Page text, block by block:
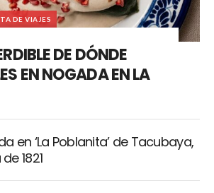
DE VIAJES
DE DÓNDE
EN NOGADA EN LA
en ‘La Poblanita’ de Tacubaya,
1821